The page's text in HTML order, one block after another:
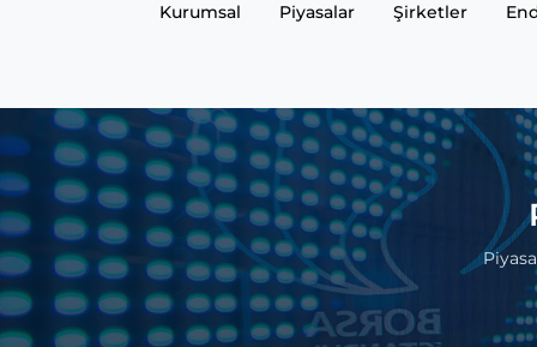
Kurumsal Piyasalar Şirketler